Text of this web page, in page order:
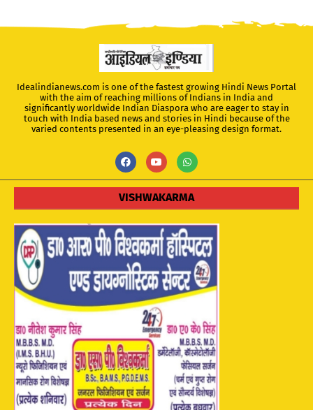
Idealindianews.com is one of the fastest growing Hindi News Portal
with the aim of reaching millions of Indians in India and
significantly worldwide Indian Diaspora who are eager to stay in
touch with India based news and stories in Hindi because of the
varied contents presented in an eye-pleasing design format.
VISHWAKARMA